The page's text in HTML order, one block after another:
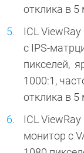
отклика в 5
ICL
с IPS-
пикселей,
1000:1,
отклика в 5
ICL
монитор с